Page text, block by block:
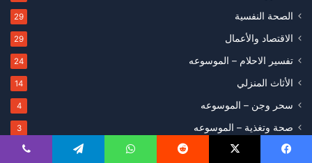
الصحة النفسية 29
الاقتصاد والأعمال 29
تفسير الاحلام – الموسوعه 24
الأثاث المنزلي 14
سحر وجن – الموسوعه 4
صحة وتغذية – الموسوعه 3
الأثاث